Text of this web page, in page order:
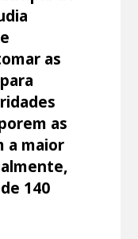
as
as
a maior
140